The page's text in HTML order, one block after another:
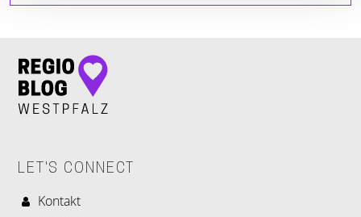
LET'S CONNECT
Kontakt